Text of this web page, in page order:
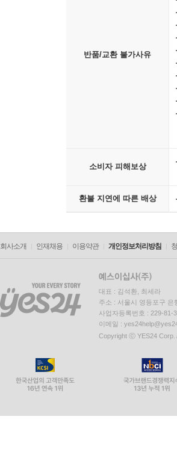
반품/교환 불가사유
소비자 피해보상
환불 지연에 따른 배상
회사소개 인재채용 이용약관 개인정보처리방침
대표 : 김석환, 최세라
주소 : 서울시 영등포구
사업자등록번호 : 229-
이메일 :
Copyright ⓒ YES24 Corp.